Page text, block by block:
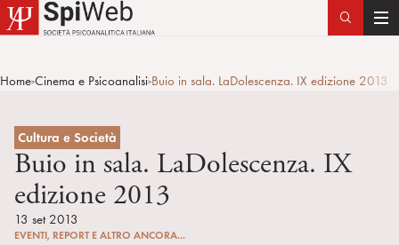
T
g
Home>Cinema e Psicoanalisi>Buio in sala. LaDolescenza. IX edizione 2013
Cultura e Società
Buio in sala. LaDolescenza. IX
edizione 2013
13 set 2013
EVENTI, REPORT E ALTRO ANCORA...